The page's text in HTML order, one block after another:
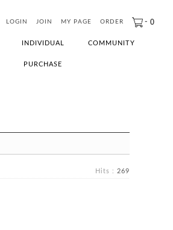
LOGIN JOIN MY PAGE ORDER - 0
INDIVIDUAL
PURCHASE
COMMUNITY
Hits : 269